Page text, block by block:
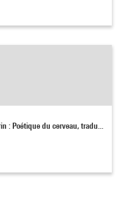
: Poétique du cerveau, tradu...